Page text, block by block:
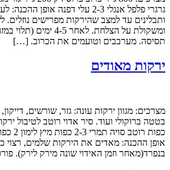
גרגרי פלפל אנגלי 2-3 עלי דפנה
ותבלינים עד למצב שהירקות מפרישים
ומשקולת על הצלחת. לאחר
תסיסה. מערבבים וטועמים את הכרוב. […]
ירקות מאודים
מצרכים: מגוון ירקות עונה: גזר, שורשים,
כפות
אופן ההכנה: מאדים את הירקות שלמים, רצוי
בנפרד(מאחר וזמן האידוי שונה מירק לירק).